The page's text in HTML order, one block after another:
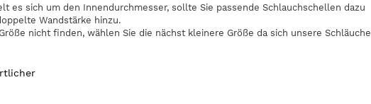
es sich um den Innendurchmesser, sollte Sie passende Schlauchschellen dazu
Wandstärke hinzu.
nicht finden, wählen Sie die nächst kleinere Größe da sich unsere Schläuche